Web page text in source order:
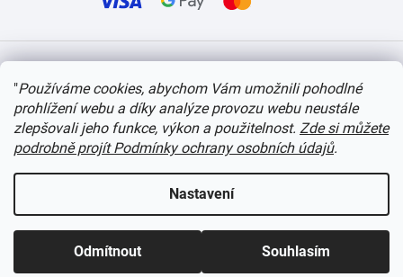
"Používáme cookies, abychom Vám umožnili pohodlné
prohlížení webu a díky analýze provozu webu neustále
zlepšovali jeho funkce, výkon a použitelnost. Zde si můžete
podrobně projít Podmínky ochrany osobních údajů.
Nastavení
Odmítnout Souhlasím
Copyright 2026itvlaky.cz . Všechna práva vyhrazena. Upravit nastavení cookies